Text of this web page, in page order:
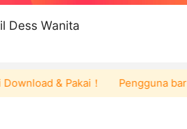
Dess Wanita
& Pakai！ Pengguna